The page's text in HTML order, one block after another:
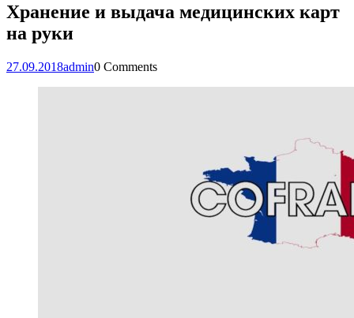
Хранение и выдача медицинских карт
на руки
27.09.2018admin0 Comments